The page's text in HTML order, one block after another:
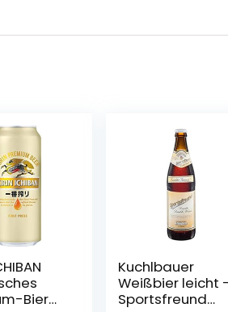
Bier
Kuchlbauer
Weißbier leicht
Sportsfreund